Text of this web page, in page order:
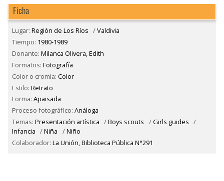
Ficha
Lugar: Región de Los Ríos /Valdivia
Tiempo: 1980-1989
Donante: Milanca Olivera, Edith
Formatos: Fotografía
Color o cromía: Color
Estilo: Retrato
Forma: Apaisada
Proceso fotográfico: Análoga
Temas: Presentación artística /Boys scouts /Girls guides /
Infancia /Niña /Niño
Colaborador: La Unión, Biblioteca Pública N°291